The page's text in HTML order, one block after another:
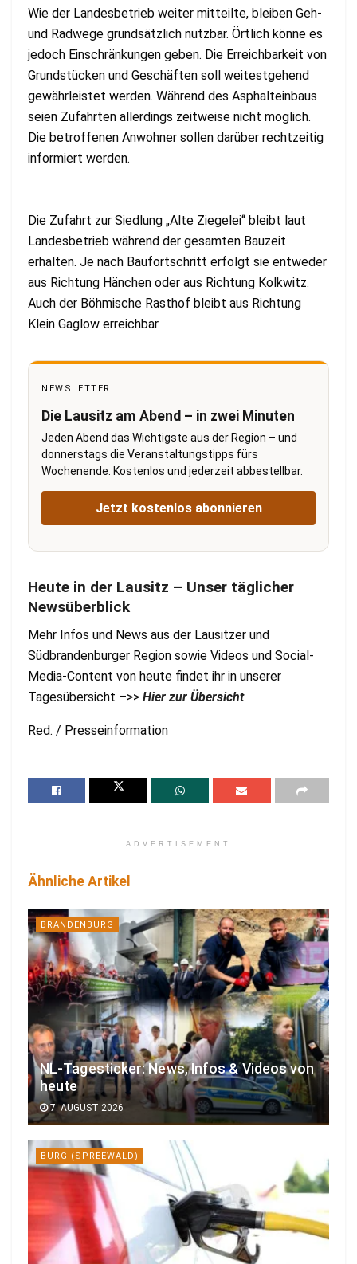
Wie der Landesbetrieb weiter mitteilte, bleiben Geh-
und Radwege grundsätzlich nutzbar. Örtlich könne es
jedoch Einschränkungen geben. Die Erreichbarkeit von
Grundstücken und Geschäften soll weitestgehend
gewährleistet werden. Während des Asphalteinbaus
seien Zufahrten allerdings zeitweise nicht möglich.
Die betroffenen Anwohner sollen darüber rechtzeitig
informiert werden.
Die Zufahrt zur Siedlung „Alte Ziegelei“ bleibt laut
Landesbetrieb während der gesamten Bauzeit
erhalten. Je nach Baufortschritt erfolgt sie entweder
aus Richtung Hänchen oder aus Richtung Kolkwitz.
Auch der Böhmische Rasthof bleibt aus Richtung
Klein Gaglow erreichbar.
NEWSLETTER
Die Lausitz am Abend – in zwei Minuten
Jeden Abend das Wichtigste aus der Region – und
donnerstags die Veranstaltungstipps fürs
Wochenende. Kostenlos und jederzeit abbestellbar.
Jetzt kostenlos abonnieren
Heute in der Lausitz – Unser täglicher
Newsüberblick
Mehr Infos und News aus der Lausitzer und
Südbrandenburger Region sowie Videos und Social-
Media-Content von heute findet ihr in unserer
Tagesübersicht –>> Hier zur Übersicht
Red. / Presseinformation
ADVERTISEMENT
Ähnliche Artikel
BRANDENBURG
NL-Tagesticker: News, Infos & Videos von
heute
7. AUGUST 2026
BURG (SPREEWALD)